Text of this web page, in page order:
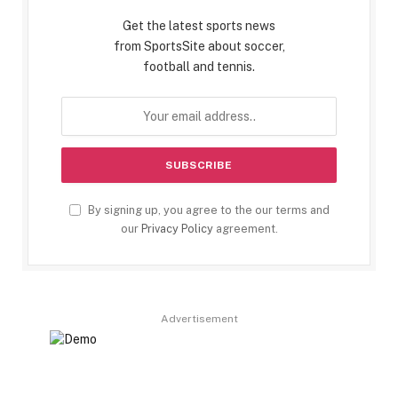
Get the latest sports news
from SportsSite about soccer,
football and tennis.
By signing up, you agree to the our terms and
our Privacy Policyagreement.
Advertisement